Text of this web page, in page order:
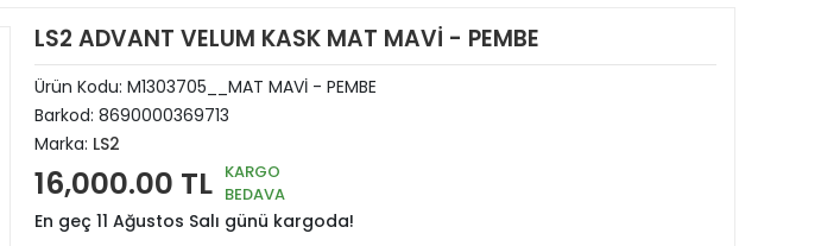
LS2 ADVANT VELUM KASK MAT MAVİ - PEMBE
Ürün Kodu: M1303705__MAT MAVİ - PEMBE
Barkod: 8690000369713
Marka: LS2
16,000.00 TL KARGO
BEDAVA
En geç 11 Ağustos Salı günü kargoda!